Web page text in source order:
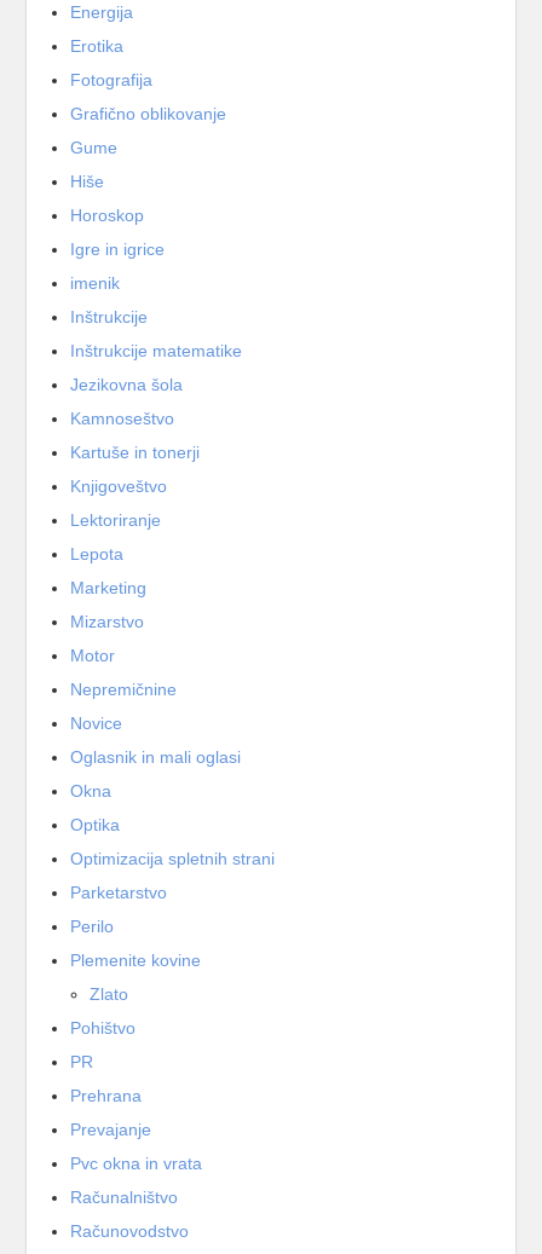
Energija
Erotika
Fotografija
Grafično oblikovanje
Gume
Hiše
Horoskop
Igre in igrice
imenik
Inštrukcije
Inštrukcije matematike
Jezikovna šola
Kamnoseštvo
Kartuše in tonerji
Knjigoveštvo
Lektoriranje
Lepota
Marketing
Mizarstvo
Motor
Nepremičnine
Novice
Oglasnik in mali oglasi
Okna
Optika
Optimizacija spletnih strani
Parketarstvo
Perilo
Plemenite kovine
Zlato
Pohištvo
PR
Prehrana
Prevajanje
Pvc okna in vrata
Računalništvo
Računovodstvo